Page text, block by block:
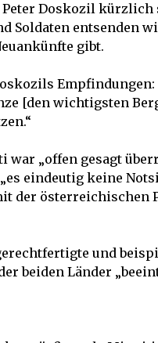
Doskozil kürzlich
Soldaten entsenden
gibt.
Empfindungen:
[den wichtigsten
„offen gesagt
eindeutig keine
der österreichischen
und
beiden Länder